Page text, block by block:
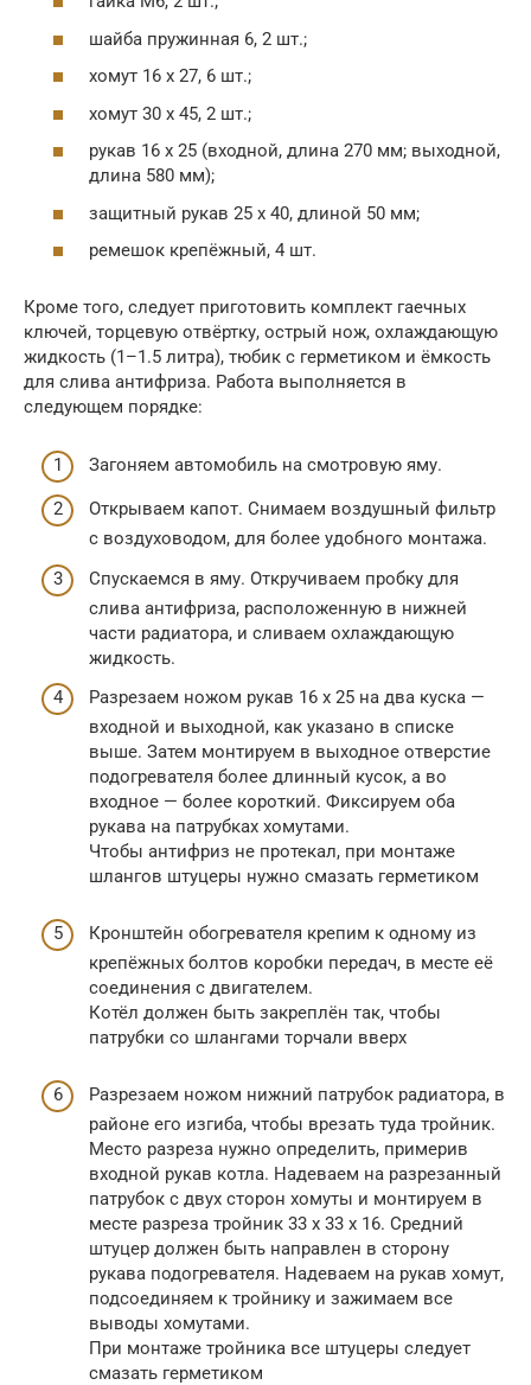
шайба пружинная 6, 2 шт.;
хомут 16 х 27, 6 шт.;
хомут 30 х 45, 2 шт.;
рукав 16 х 25 (входной, длина 270 мм; выходной,
длина 580 мм);
защитный рукав 25 х 40, длиной 50 мм;
ремешок крепёжный, 4 шт.
Кроме того, следует приготовить комплект гаечных
ключей, торцевую отвёртку, острый нож, охлаждающую
жидкость (1–1.5 литра), тюбик с герметиком и ёмкость
для слива антифриза. Работа выполняется в
следующем порядке:
Загоняем автомобиль на смотровую яму.
Открываем капот. Снимаем воздушный фильтр
с воздуховодом, для более удобного монтажа.
Спускаемся в яму. Откручиваем пробку для
слива антифриза, расположенную в нижней
части радиатора, и сливаем охлаждающую
жидкость.
Разрезаем ножом рукав 16 х 25 на два куска —
входной и выходной, как указано в списке
выше. Затем монтируем в выходное отверстие
подогревателя более длинный кусок, а во
входное — более короткий. Фиксируем оба
рукава на патрубках хомутами.
Чтобы антифриз не протекал, при монтаже
шлангов штуцеры нужно смазать герметиком
Кронштейн обогревателя крепим к одному из
крепёжных болтов коробки передач, в месте её
соединения с двигателем.
Котёл должен быть закреплён так, чтобы
патрубки со шлангами торчали вверх
Разрезаем ножом нижний патрубок радиатора, в
районе его изгиба, чтобы врезать туда тройник.
Место разреза нужно определить, примерив
входной рукав котла. Надеваем на разрезанный
патрубок с двух сторон хомуты и монтируем в
месте разреза тройник 33 х 33 х 16. Средний
штуцер должен быть направлен в сторону
рукава подогревателя. Надеваем на рукав хомут,
подсоединяем к тройнику и зажимаем все
выводы хомутами.
При монтаже тройника все штуцеры следует
смазать герметиком